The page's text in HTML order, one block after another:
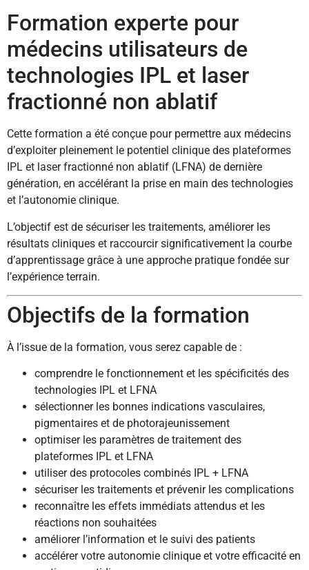
Formation experte pour
médecins utilisateurs de
technologies IPL et laser
fractionné non ablatif
Cette formation a été conçue pour permettre aux médecins
d’exploiter pleinement le potentiel clinique des plateformes
IPL et laser fractionné non ablatif (LFNA) de dernière
génération, en accélérant la prise en main des technologies
et l’autonomie clinique.
L’objectif est de sécuriser les traitements, améliorer les
résultats cliniques et raccourcir significativement la courbe
d’apprentissage grâce à une approche pratique fondée sur
l’expérience terrain.
Objectifs de la formation
À l’issue de la formation, vous serez capable de :
comprendre le fonctionnement et les spécificités des
technologies IPL et LFNA
sélectionner les bonnes indications vasculaires,
pigmentaires et de photorajeunissement
optimiser les paramètres de traitement des
plateformes IPL et LFNA
utiliser des protocoles combinés IPL + LFNA
sécuriser les traitements et prévenir les complications
reconnaître les effets immédiats attendus et les
réactions non souhaitées
améliorer l’information et le suivi des patients
accélérer votre autonomie clinique et votre efficacité en